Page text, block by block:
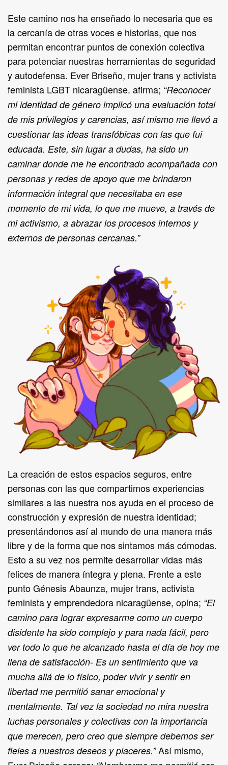
Este camino nos ha enseñado lo necesaria que es
la cercanía de otras voces e historias, que nos
permitan encontrar puntos de conexión colectiva
para potenciar nuestras herramientas de seguridad
y autodefensa. Ever Briseño, mujer trans y activista
feminista LGBT nicaragüense. afirma; “Reconocer
mi identidad de género implicó una evaluación total
de mis privilegios y carencias, así mismo me llevó a
cuestionar las ideas transfóbicas con las que fui
educada. Este, sin lugar a dudas, ha sido un
caminar donde me he encontrado acompañada con
personas y redes de apoyo que me brindaron
información integral que necesitaba en ese
momento de mi vida, lo que me mueve, a través de
mi activismo, a abrazar los procesos internos y
externos de personas cercanas.”
La creación de estos espacios seguros, entre
personas con las que compartimos experiencias
similares a las nuestra nos ayuda en el proceso de
construcción y expresión de nuestra identidad;
presentándonos así al mundo de una manera más
libre y de la forma que nos sintamos más cómodas.
Esto a su vez nos permite desarrollar vidas más
felices de manera íntegra y plena. Frente a este
punto Génesis Abaunza, mujer trans, activista
feminista y emprendedora nicaragüense, opina; “El
camino para lograr expresarme como un cuerpo
disidente ha sido complejo y para nada fácil, pero
ver todo lo que he alcanzado hasta el día de hoy me
llena de satisfacción- Es un sentimiento que va
mucha allá de lo físico, poder vivir y sentir en
libertad me permitió sanar emocional y
mentalmente. Tal vez la sociedad no mira nuestra
luchas personales y colectivas con la importancia
que merecen, pero creo que siempre debemos ser
fieles a nuestros deseos y placeres.”Así mismo,